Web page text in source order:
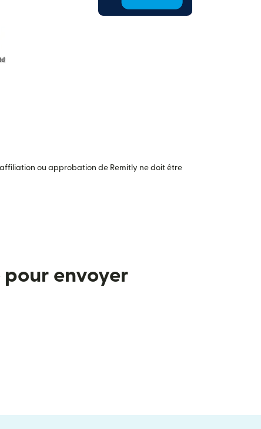
ou approbation de Remitly ne doit être
envoyer